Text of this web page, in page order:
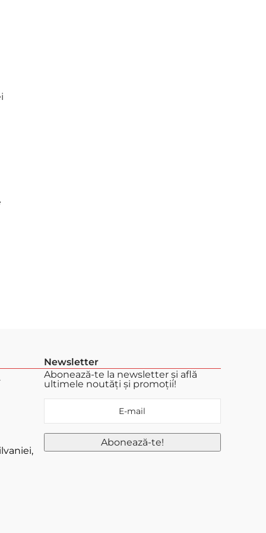
Newsletter
Abonează-te la newsletter și află
ultimele noutăți și promoții!